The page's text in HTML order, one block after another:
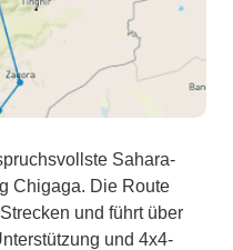
Sahara-
Chigaga. Die Route
und führt über
und 4x4-